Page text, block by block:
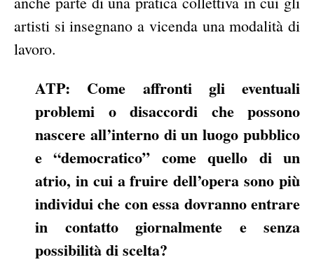
artisti si insegnano a vicenda una modalità di
lavoro.
ATP: Come affronti gli eventuali
problemi o disaccordi che possono
nascere all’interno di un luogo pubblico
e “democratico” come quello di un
atrio, in cui a fruire dell’opera sono più
individui che con essa dovranno entrare
in contatto giornalmente e senza
possibilità di scelta?